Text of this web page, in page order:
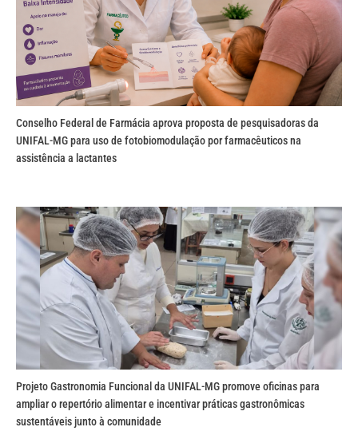
Conselho Federal de Farmácia aprova proposta de pesquisadoras da
UNIFAL-MG para uso de fotobiomodulação por farmacêuticos na
assistência a lactantes
Projeto Gastronomia Funcional da UNIFAL-MG promove oficinas para
ampliar o repertório alimentar e incentivar práticas gastronômicas
sustentáveis junto à comunidade